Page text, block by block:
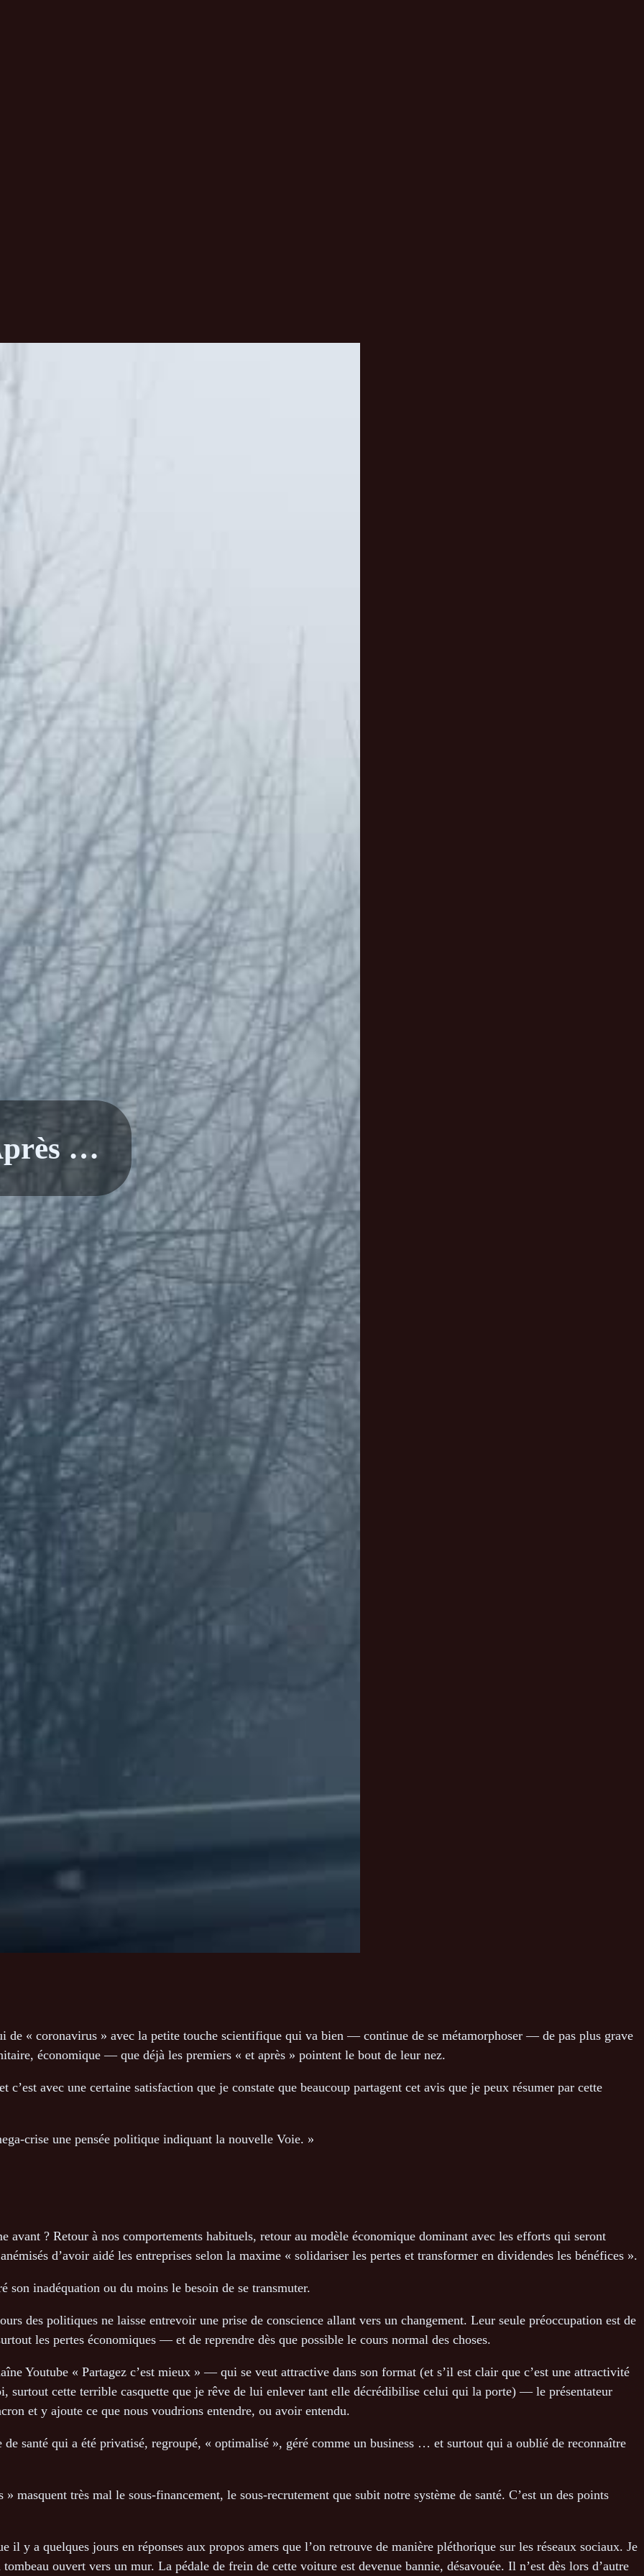
…
« coronavirus » avec la petite touche scientifique qui va bien — continue de se métamorphoser — de pas plus grave
économique — que déjà les premiers « et après » pointent le bout de leur nez.
c’est avec une certaine satisfaction que je constate que beaucoup partagent cet avis que je peux résumer par cette
crise une pensée politique indiquant la nouvelle Voie. »
? Retour à nos comportements habituels, retour au modèle économique dominant avec les efforts qui seront
d’avoir aidé les entreprises selon la maxime « solidariser les pertes et transformer en dividendes les bénéfices ».
inadéquation ou du moins le besoin de se transmuter.
des politiques ne laisse entrevoir une prise de conscience allant vers un changement. Leur seule préoccupation est de
les pertes économiques — et de reprendre dès que possible le cours normal des choses.
Youtube « Partagez c’est mieux » — qui se veut attractive dans son format (et s’il est clair que c’est une attractivité
surtout cette terrible casquette que je rêve de lui enlever tant elle décrédibilise celui qui la porte) — le présentateur
et y ajoute ce que nous voudrions entendre, ou avoir entendu.
de santé qui a été privatisé, regroupé, « optimalisé », géré comme un business … et surtout qui a oublié de reconnaître
masquent très mal le sous-financement, le sous-recrutement que subit notre système de santé. C’est un des points
il y a quelques jours en réponses aux propos amers que l’on retrouve de manière pléthorique sur les réseaux sociaux. Je
ouvert vers un mur. La pédale de frein de cette voiture est devenue bannie, désavouée. Il n’est dès lors d’autre